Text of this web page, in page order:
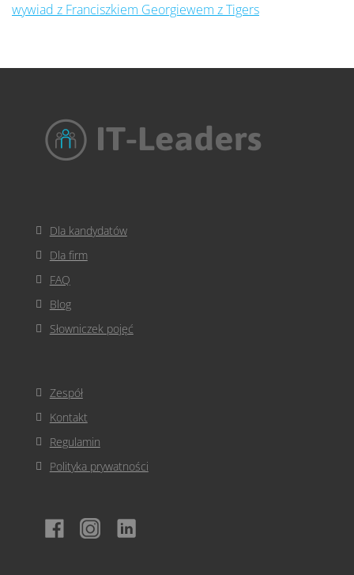
wywiad z Franciszkiem Georgiewem z Tigers
Dla kandydatów
Dla firm
FAQ
Blog
Słowniczek pojęć
Zespół
Kontakt
Regulamin
Polityka prywatności